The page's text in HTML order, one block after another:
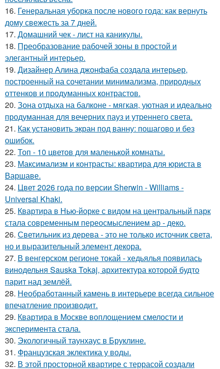
16. Генеральная уборка после нового года: как вернуть
дому свежесть за 7 дней.
17. Домашний чек - лист на каникулы.
18. Преобразование рабочей зоны в простой и
элегантный интерьер.
19. Дизайнер Алина джонфаба создала интерьер,
построенный на сочетании минимализма, природных
оттенков и продуманных контрастов.
20. Зона отдыха на балконе - мягкая, уютная и идеально
продуманная для вечерних пауз и утреннего света.
21. Как установить экран под ванну: пошагово и без
ошибок.
22. Топ - 10 цветов для маленькой комнаты.
23. Максимализм и контрасты: квартира для юриста в
Варшаве.
24. Цвет 2026 года по версии Sherwin - Williams -
Universal Khaki.
25. Квартира в Нью-йорке с видом на центральный парк
стала современным переосмыслением ар - деко.
26. Светильник из дерева - это не только источник света,
но и выразительный элемент декора.
27. В венгерском регионе токай - хедьялья появилась
винодельня Sauska Tokaj, архитектура которой будто
парит над землёй.
28. Необработанный камень в интерьере всегда сильное
впечатление производит.
29. Квартира в Москве воплощением смелости и
эксперимента стала.
30. Экологичный таунхаус в Бруклине.
31. Французская эклектика у воды.
32. В этой просторной квартире с террасой создали